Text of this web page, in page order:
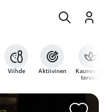
Viihde Aktiivinen Kauneus ja
terveys